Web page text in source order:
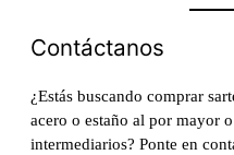
Contáctanos
¿Estás buscando comprar
acero o estaño al por mayor
intermediarios? Ponte en